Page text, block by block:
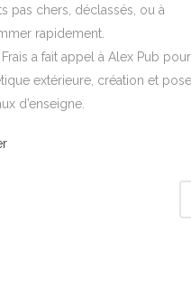
pas chers, déclassés, ou à
rapidement.
a fait appel à Alex Pub
extérieure, création et
d’enseigne.